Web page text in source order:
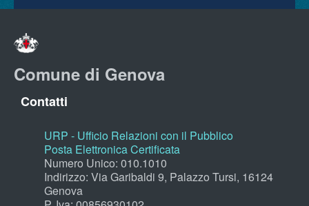
Comune di Genova
Contatti
URP - Ufficio Relazioni con il Pubblico
Posta Elettronica Certificata
Numero Unico: 010.1010
Indirizzo: Via Garibaldi 9, Palazzo Tursi, 16124
Genova